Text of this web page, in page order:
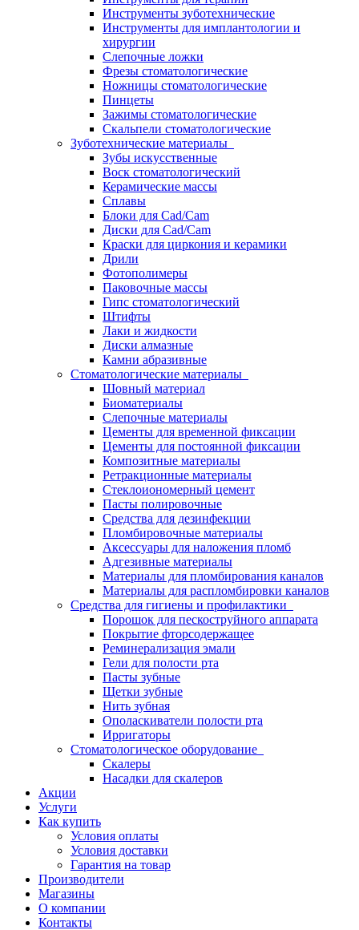
Инструменты зуботехнические
Инструменты для имплантологии и
хирургии
Слепочные ложки
Фрезы стоматологические
Ножницы стоматологические
Пинцеты
Зажимы стоматологические
Скальпели стоматологические
Зуботехнические материалы
Зубы искусственные
Воск стоматологический
Керамические массы
Сплавы
Блоки для Cad/Cam
Диски для Cad/Cam
Краски для циркония и керамики
Дрили
Фотополимеры
Паковочные массы
Гипс стоматологический
Штифты
Лаки и жидкости
Диски алмазные
Камни абразивные
Стоматологические материалы
Шовный материал
Биоматериалы
Слепочные материалы
Цементы для временной фиксации
Цементы для постоянной фиксации
Композитные материалы
Ретракционные материалы
Стеклоиономерный цемент
Пасты полировочные
Средства для дезинфекции
Пломбировочные материалы
Аксессуары для наложения пломб
Адгезивные материалы
Материалы для пломбирования каналов
Материалы для распломбировки каналов
Средства для гигиены и профилактики
Порошок для пескоструйного аппарата
Покрытие фторсодержащее
Реминерализация эмали
Гели для полости рта
Пасты зубные
Щетки зубные
Нить зубная
Ополаскиватели полости рта
Ирригаторы
Стоматологическое оборудование
Скалеры
Насадки для скалеров
Акции
Услуги
Как купить
Условия оплаты
Условия доставки
Гарантия на товар
Производители
Магазины
О компании
Контакты